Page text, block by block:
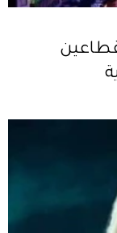
عيد الفطر 2022 للقطاعين